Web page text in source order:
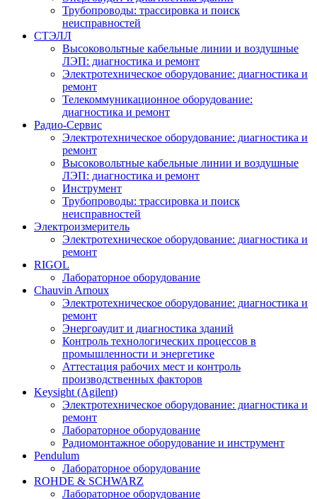
Трубопроводы: трассировка и поиск
неисправностей
СТЭЛЛ
Высоковольтные кабельные линии и воздушные
ЛЭП: диагностика и ремонт
Электротехническое оборудование: диагностика и
ремонт
Телекоммуникационное оборудование:
диагностика и ремонт
Радио-Cервис
Электротехническое оборудование: диагностика и
ремонт
Высоковольтные кабельные линии и воздушные
ЛЭП: диагностика и ремонт
Инструмент
Трубопроводы: трассировка и поиск
неисправностей
Электроизмеритель
Электротехническое оборудование: диагностика и
ремонт
RIGOL
Лабораторное оборудование
Chauvin Arnoux
Электротехническое оборудование: диагностика и
ремонт
Энергоаудит и диагностика зданий
Контроль технологических процессов в
промышленности и энергетике
Аттестация рабочих мест и контроль
производственных факторов
Keysight (Agilent)
Электротехническое оборудование: диагностика и
ремонт
Лабораторное оборудование
Радиомонтажное оборудование и инструмент
Pendulum
Лабораторное оборудование
ROHDE & SCHWARZ
Лабораторное оборудование